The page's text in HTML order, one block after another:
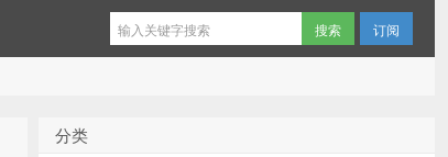
订阅
分类